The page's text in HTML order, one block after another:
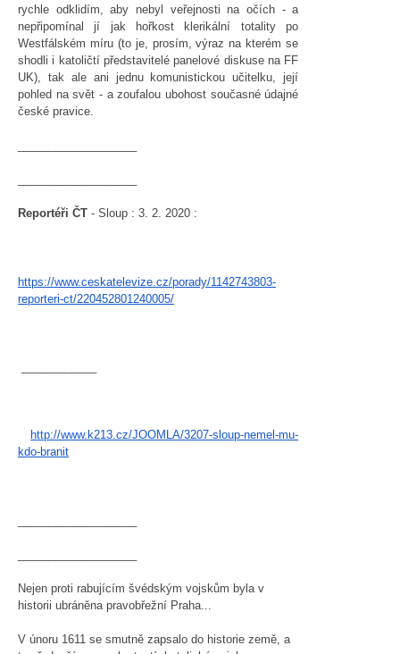
rychle odklidím, aby nebyl veřejnosti na očích - a
nepřipomínal jí jak hořkost klerikální totality po
Westfálském míru (to je, prosím, výraz na kterém se
shodli i katoličtí představitelé panelové diskuse na FF
UK), tak ale ani jednu komunistickou učitelku, její
pohled na svět - a zoufalou ubohost současné údajné
české pravice.
Reportéři ČT - Sloup : 3. 2. 2020 :
https://www.ceskatelevize.cz/porady/1142743803-
reporteri-ct/220452801240005/
http://www.k213.cz/JOOMLA/3207-sloup-nemel-mu-
kdo-branit
Nejen proti rabujícím švédským vojskům byla v
historii ubráněna pravobřežní Praha...
V únoru 1611 se smutně zapsalo do historie země, a